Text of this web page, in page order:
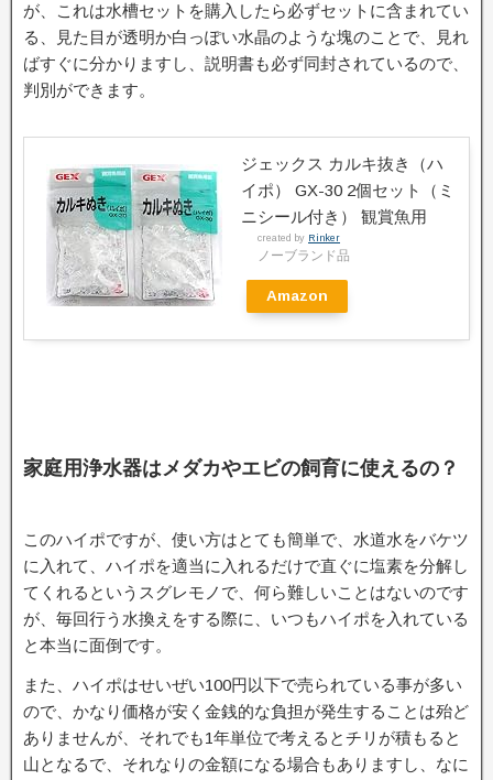
が、これは水槽セットを購入したら必ずセットに含まれてい
る、見た目が透明か白っぽい水晶のような塊のことで、見れ
ばすぐに分かりますし、説明書も必ず同封されているので、
判別ができます。
ジェックス カルキ抜き（ハ
イポ） GX-30 2個セット（ミ
ニシール付き） 観賞魚用
created by Rinker
ノーブランド品
Amazon
家庭用浄水器はメダカやエビの飼育に使えるの？
このハイポですが、使い方はとても簡単で、水道水をバケツ
に入れて、ハイポを適当に入れるだけで直ぐに塩素を分解し
てくれるというスグレモノで、何ら難しいことはないのです
が、毎回行う水換えをする際に、いつもハイポを入れている
と本当に面倒です。
また、ハイポはせいぜい100円以下で売られている事が多い
ので、かなり価格が安く金銭的な負担が発生することは殆ど
ありませんが、それでも1年単位で考えるとチリが積もると
山となるで、それなりの金額になる場合もありますし、なに